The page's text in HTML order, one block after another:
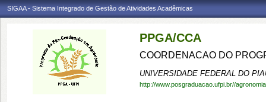
SIGAA - Sistema Integrado de Gestão de Atividades Acadêmicas
PPGA/CCA
COORDENACAO DO
UNIVERSIDADE FEDERAL DO
http://www.posgraduacao.ufpi.br//agronomia